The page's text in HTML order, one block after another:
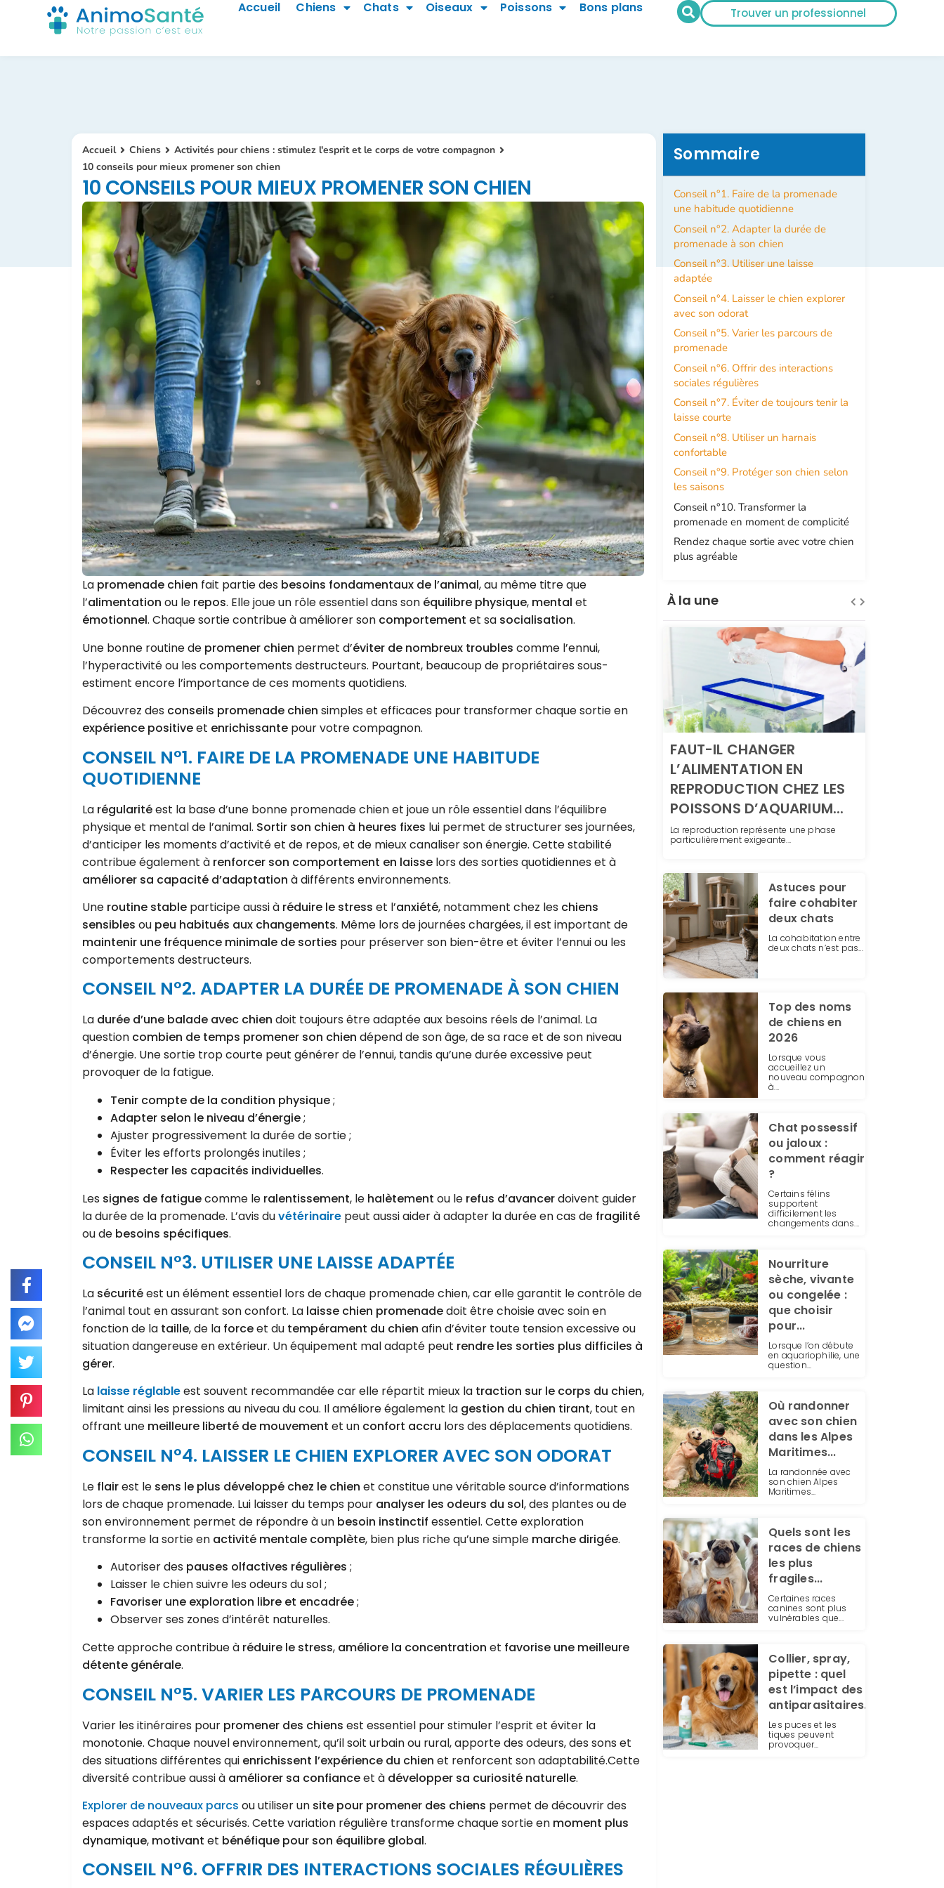
Accueil Chiens Chats Oiseaux Poissons Bons plans Trouver un professionnel
Accueil Chiens
Activités pour chiens : stimulez l'esprit et le corps de votre compagnon
10 conseils pour mieux promener son chien
10 CONSEILS POUR MIEUX PROMENER SON CHIEN
La promenade chien fait partie des besoins fondamentaux de l’animal, au même titre que
l’alimentation ou le repos. Elle joue un rôle essentiel dans son équilibre physique, mental et
émotionnel. Chaque sortie contribue à améliorer son comportement et sa socialisation.
Une bonne routine de promener chien permet d’éviter de nombreux troubles comme l’ennui,
l’hyperactivité ou les comportements destructeurs. Pourtant, beaucoup de propriétaires sous-
estiment encore l’importance de ces moments quotidiens.
Découvrez des conseils promenade chien simples et efficaces pour transformer chaque sortie en
expérience positiveet enrichissante pour votre compagnon.
CONSEIL N°1. FAIRE DE LA PROMENADE UNE HABITUDE
QUOTIDIENNE
La régularitéest la base d’une bonne promenade chien et joue un rôle essentiel dans l’équilibre
physique et mental de l’animal. Sortir son chien à heures fixes lui permet de structurer ses journées,
d’anticiper les moments d’activité et de repos, et de mieux canaliser son énergie. Cette stabilité
contribue également à renforcer son comportement en laisse lors des sorties quotidiennes et à
améliorer sa capacité d’adaptation à différents environnements.
Une routine stable participe aussi à réduire le stress et l’anxiété, notamment chez les chiens
sensibles ou peu habitués aux changements. Même lors de journées chargées, il est important de
maintenir une fréquence minimale de sorties pour préserver son bien-être et éviter l’ennui ou les
comportements destructeurs.
CONSEIL N°2. ADAPTER LA DURÉE DE PROMENADE À SON CHIEN
La durée d’une balade avec chien doit toujours être adaptée aux besoins réels de l’animal. La
question combien de temps promener son chien dépend de son âge, de sa race et de son niveau
d’énergie. Une sortie trop courte peut générer de l’ennui, tandis qu’une durée excessive peut
provoquer de la fatigue.
Tenir compte de la condition physique;
Adapter selon le niveau d’énergie;
Ajuster progressivement la durée de sortie ;
Éviter les efforts prolongés inutiles ;
Respecter les capacités individuelles.
Les signes de fatiguecomme le ralentissement, le halètement ou le refus d’avancerdoivent guider
la durée de la promenade. L’avis duvétérinaire peut aussi aider à adapter la durée en cas de fragilité
ou de besoins spécifiques.
CONSEIL N°3. UTILISER UNE LAISSE ADAPTÉE
La sécuritéest un élément essentiel lors de chaque promenade chien, car elle garantit le contrôle de
l’animal tout en assurant son confort. La laisse chien promenadedoit être choisie avec soin en
fonction de la taille, de la forceet du tempérament du chien afin d’éviter toute tension excessive ou
situation dangereuse en extérieur. Un équipement mal adapté peut rendre les sorties plus difficiles à
gérer.
La laisse réglableest souvent recommandée car elle répartit mieux la traction sur le corps du chien,
limitant ainsi les pressions au niveau du cou. Il améliore également la gestion du chien tirant, tout en
offrant une meilleure liberté de mouvement et un confort accru lors des déplacements quotidiens.
CONSEIL N°4. LAISSER LE CHIEN EXPLORER AVEC SON ODORAT
Le flairest le sens le plus développé chez le chien et constitue une véritable source d’informations
lors de chaque promenade. Lui laisser du temps pour analyser les odeurs du sol, des plantes ou de
son environnement permet de répondre à un besoin instinctif essentiel. Cette exploration
transforme la sortie en activité mentale complète, bien plus riche qu’une simple marche dirigée.
Autoriser des pauses olfactives régulières ;
Laisser le chien suivre les odeurs du sol ;
Favoriser une exploration libre et encadrée;
Observer ses zones d’intérêt naturelles.
Cette approche contribue à réduire le stress, améliore la concentration et favorise une meilleure
détente générale.
CONSEIL N°5. VARIER LES PARCOURS DE PROMENADE
Varier les itinéraires pour promener des chiens est essentiel pour stimuler l’esprit et éviter la
monotonie. Chaque nouvel environnement, qu’il soit urbain ou rural, apporte des odeurs, des sons et
des situations différentes qui enrichissent l’expérience du chien et renforcent son adaptabilité.Cette
diversité contribue aussi à améliorer sa confianceet à développer sa curiosité naturelle.
Explorer de nouveaux parcs ou utiliser un site pour promener des chiens permet de découvrir des
espaces adaptés et sécurisés. Cette variation régulière transforme chaque sortie en moment plus
dynamique, motivant et bénéfique pour son équilibre global.
CONSEIL N°6. OFFRIR DES INTERACTIONS SOCIALES RÉGULIÈRES
Sommaire
Conseil n°1. Faire de la promenade
une habitude quotidienne
Conseil n°2. Adapter la durée de
promenade à son chien
Conseil n°3. Utiliser une laisse
adaptée
Conseil n°4. Laisser le chien explorer
avec son odorat
Conseil n°5. Varier les parcours de
promenade
Conseil n°6. Offrir des interactions
sociales régulières
Conseil n°7. Éviter de toujours tenir la
laisse courte
Conseil n°8. Utiliser un harnais
confortable
Conseil n°9. Protéger son chien selon
les saisons
Conseil n°10. Transformer la
promenade en moment de complicité
Rendez chaque sortie avec votre chien
plus agréable
À la une
une alimentation équilibrée et
adaptéePoissons
FAUT-IL CHANGER
L’ALIMENTATION EN
REPRODUCTION CHEZ LES
POISSONS D’AQUARIUM...
La reproduction représente une phase
particulièrement exigeante...
Astuces pour
faire cohabiter
deux chats
La cohabitation entre
deux chats n’est pas...
Top des noms
de chiens en
2026
Lorsque vous
accueillez un
nouveau compagnon
à...
Chat possessif
ou jaloux :
comment réagir
?
Certains félins
supportent
difficilement les
changements dans...
Nourriture
sèche, vivante
ou congelée :
que choisir
pour...
Lorsque l’on débute
en aquariophilie, une
question...
Où randonner
avec son chien
dans les Alpes
Maritimes...
La randonnée avec
son chien Alpes
Maritimes...
Quels sont les
races de chiens
les plus
fragiles...
Certaines races
canines sont plus
vulnérables que...
Collier, spray,
pipette : quel
est l’impact des
antiparasitaires...
Les puces et les
tiques peuvent
provoquer...